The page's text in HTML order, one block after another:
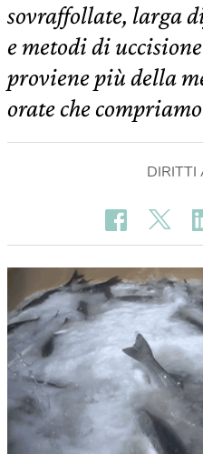
sovraffollate, larga
e metodi di
proviene più della
orate che
DIRITTI